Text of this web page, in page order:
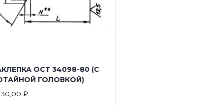
ОСТ 34098-80 (С
ГОЛОВКОЙ)
30,00 ₽